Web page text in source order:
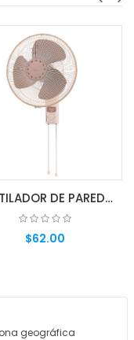
VENTILADOR DE PARED 16"" WF-916-TMT
$62.00
geográfica